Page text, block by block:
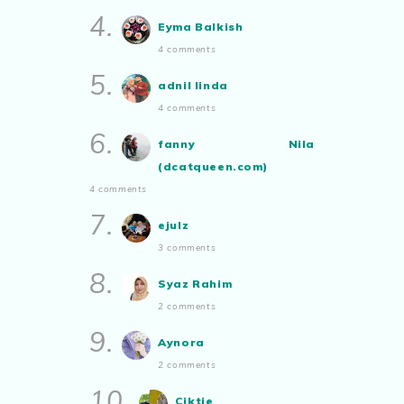
Aynoracommented on
tiktok mencipta sajak:“Siapa yg ada
bakat tu bolehlah try.. ayuh!
4. Eyma Balkish
4 comments
5. adnil linda
4 comments
6.
fanny Nila
(dcatqueen.com)
4 comments
7. ejulz
3 comments
8. Syaz Rahim
2 comments
9. Aynora
2 comments
Ciktie